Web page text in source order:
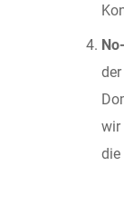
wir
die